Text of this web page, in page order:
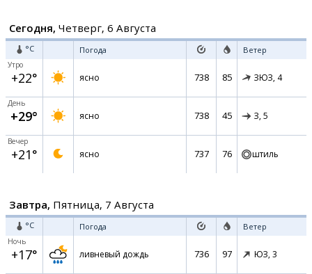
Сегодня, Четверг, 6 Августа
°C Погода Ветер
Утро
+22° ясно 738 85 ЗЮЗ, 4
День
+29° ясно 738 45 З, 5
Вечер
+21° ясно 737 76 штиль
Завтра, Пятница, 7 Августа
°C Погода Ветер
Ночь
+17° ливневый дождь 736 97 ЮЗ, 3